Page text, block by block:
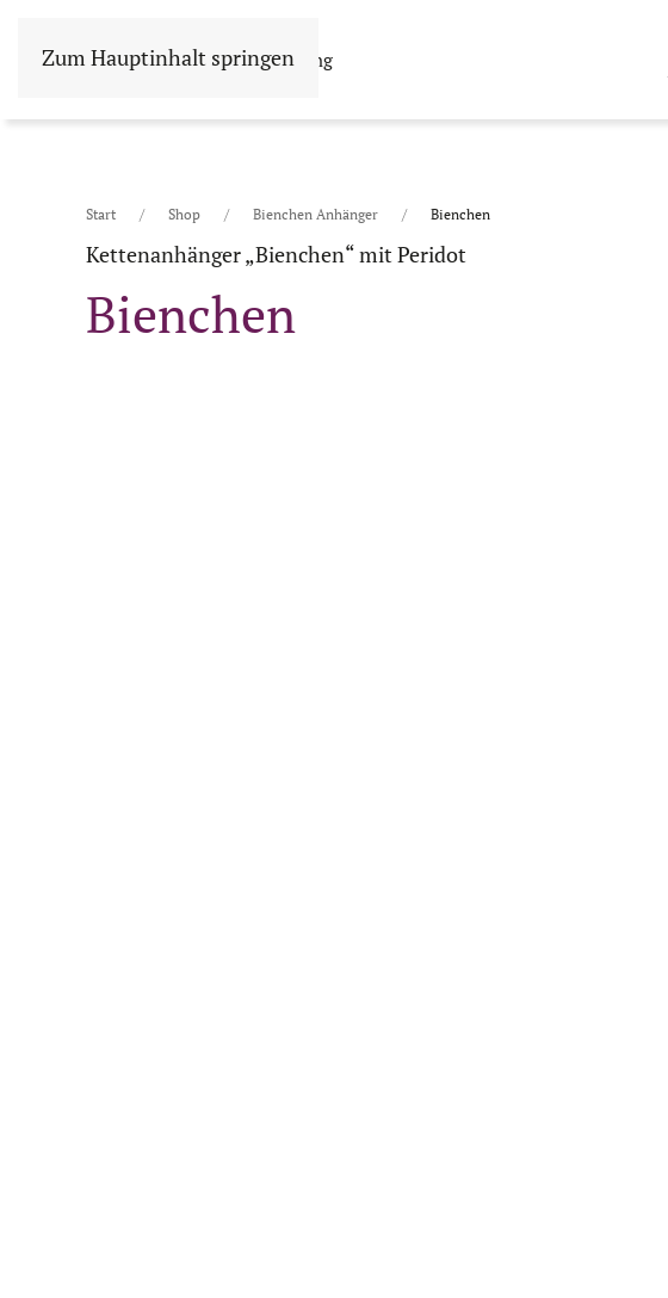
Zum Hauptinhalt springen
Shop PhilosophieBeratung
Start Shop Bienchen Anhänger Bienchen
Kettenanhänger „Bienchen“ mit Peridot
Bienchen